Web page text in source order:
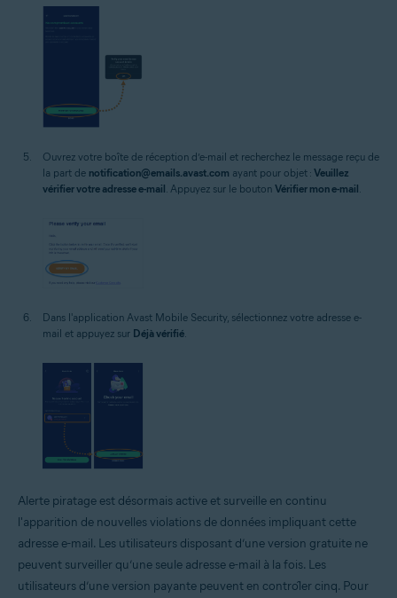
Ouvrez votre boîte de réception d’e-mail et recherchez le message reçu de
la part de notification@emails.avast.com ayant pour objet : Veuillez
vérifier votre adresse e-mail . Appuyez sur le bouton Vérifier mon e-mail
Dans l'application Avast Mobile Security, sélectionnez votre adresse e-
mail et appuyez sur Déjà vérifié.
Alerte piratage est désormais active et surveille en continu
l'apparition de nouvelles violations de données impliquant cette
adresse e-mail. Les utilisateurs disposant d’une version gratuite ne
peuvent surveiller qu’une seule adresse e-mail à la fois. Les
utilisateurs d’une version payante peuvent en contrôler cinq. Pour